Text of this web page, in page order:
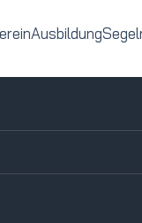
Ausbildung